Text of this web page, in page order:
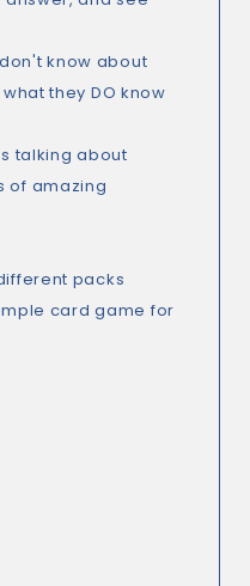
know about
they DO know
talking about
of amazing
packs
card game for